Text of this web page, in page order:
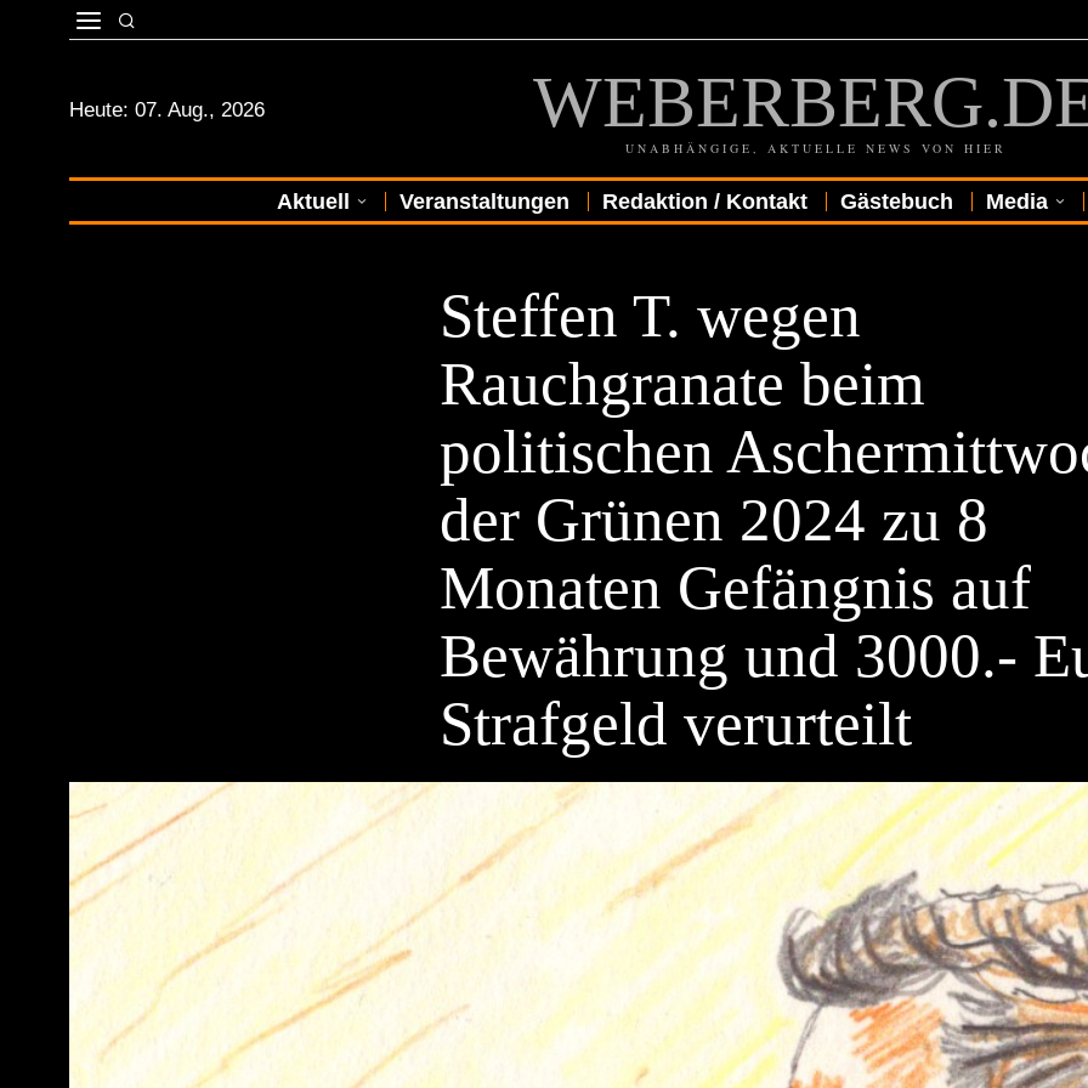
Heute: 07. Aug., 2026
UNABHÄNGIGE, AKTUELLE NEWS VON HIER
Aktuell Veranstaltungen Redaktion / Kontakt Gästebuch Media
Steffen T. wegen
Rauchgranate beim
politischen
der Grünen 2024 zu 8
Monaten Gefängnis auf
Bewährung und 3000.-
Strafgeld verurteilt